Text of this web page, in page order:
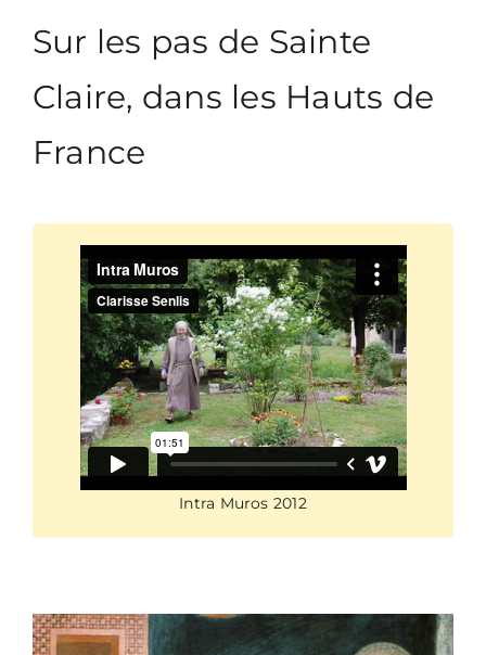
Nous écrire
Sur les pas de Sainte
Claire, dans les Hauts de
France
Intra Muros 2012